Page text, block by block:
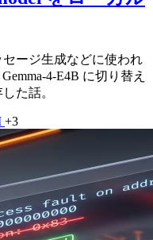
セージ生成などに使われ
4-E4B に切り替え
た話。
+3